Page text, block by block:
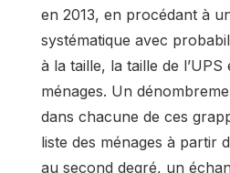
en 2013, en procédant à
systématique avec
à la taille, la taille de
ménages. Un
dans chacune de ces
liste des ménages à partir
au second degré, un